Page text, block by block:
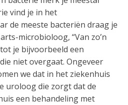
vind je in het
de meeste bacteriën draag je
microbioloog, “Van zo’n
je bijvoorbeeld een
niet overgaat. Ongeveer
we dat in het ziekenhuis
uroloog die zorgt dat de
een behandeling met